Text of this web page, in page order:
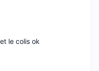
le colis ok